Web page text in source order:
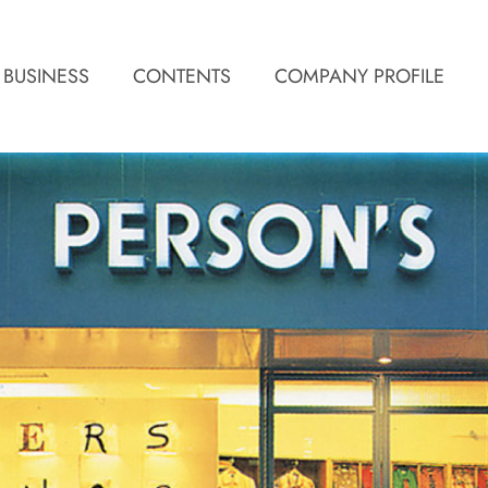
CONTENTS COMPANY PROFILE